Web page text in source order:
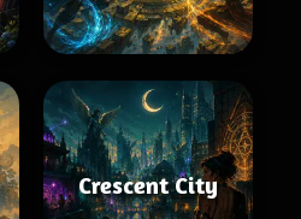
Crescent City